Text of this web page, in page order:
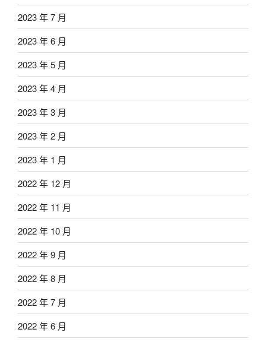
2023 年 7 月
2023 年 6 月
2023 年 5 月
2023 年 4 月
2023 年 3 月
2023 年 2 月
2023 年 1 月
2022 年 12 月
2022 年 11 月
2022 年 10 月
2022 年 9 月
2022 年 8 月
2022 年 7 月
2022 年 6 月